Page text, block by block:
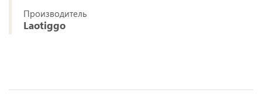
Производитель
Laotiggo